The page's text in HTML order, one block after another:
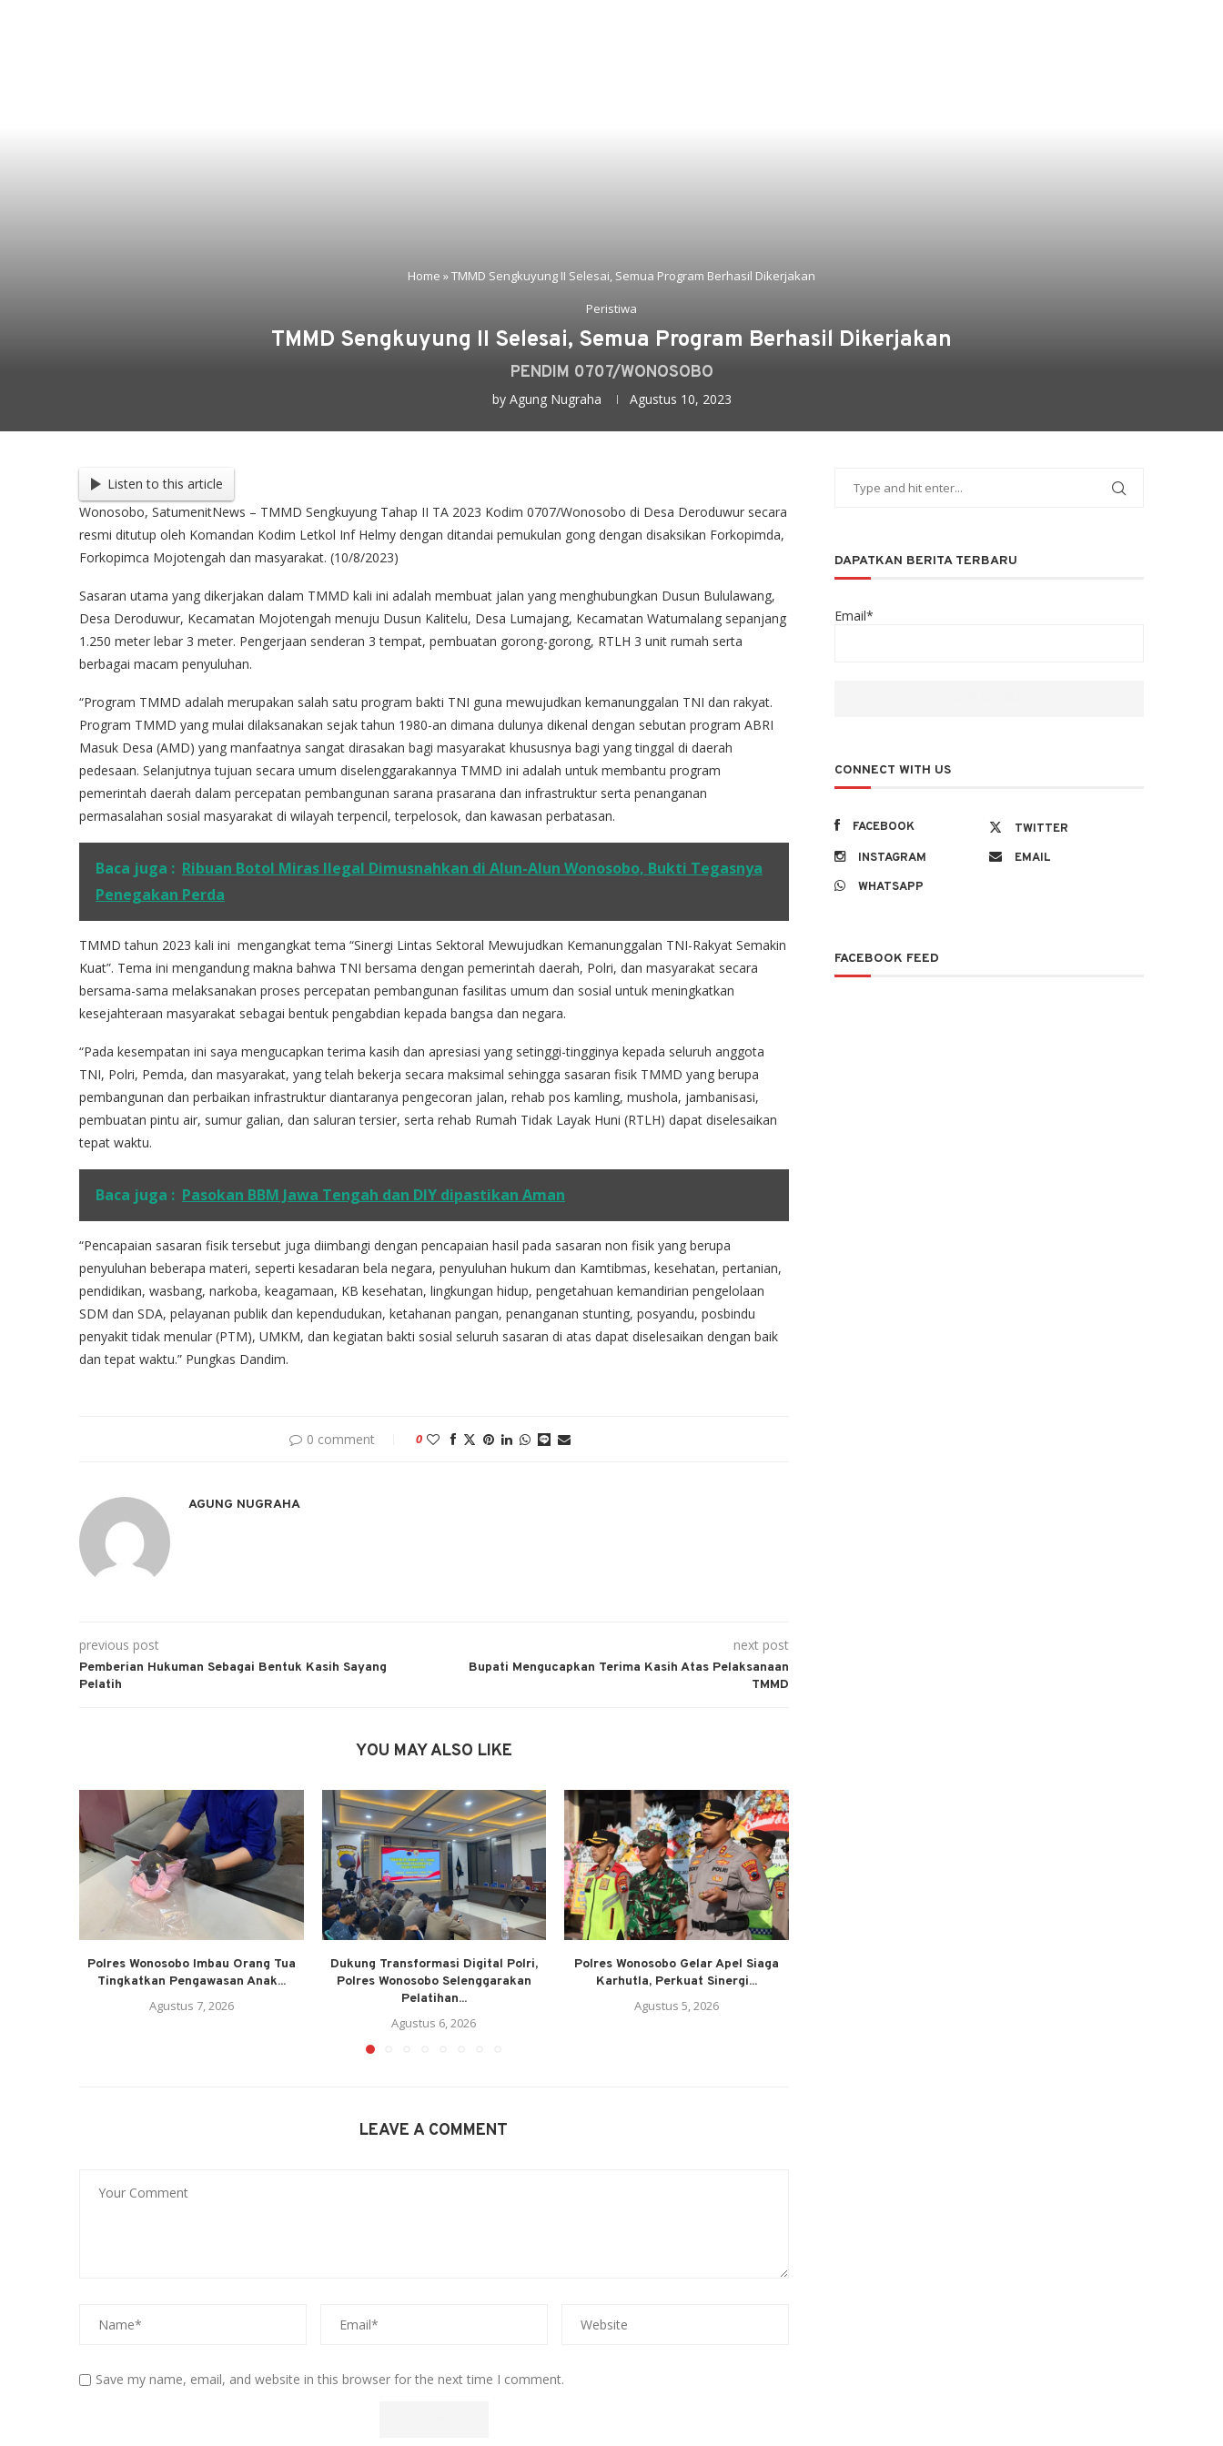
Home »TMMD Sengkuyung II Selesai, Semua Program Berhasil Dikerjakan
Peristiwa
TMMD Sengkuyung II Selesai, Semua Program Berhasil Dikerjakan
PENDIM 0707/WONOSOBO
by Agung Nugraha Agustus 10, 2023
Listen to this article
Wonosobo, SatumenitNews – TMMD Sengkuyung Tahap II TA 2023 Kodim 0707/Wonosobo di Desa Deroduwur secara
resmi ditutup oleh Komandan Kodim Letkol Inf Helmy dengan ditandai pemukulan gong dengan disaksikan Forkopimda,
Forkopimca Mojotengah dan masyarakat. (10/8/2023)
Sasaran utama yang dikerjakan dalam TMMD kali ini adalah membuat jalan yang menghubungkan Dusun Bululawang,
Desa Deroduwur, Kecamatan Mojotengah menuju Dusun Kalitelu, Desa Lumajang, Kecamatan Watumalang sepanjang
1.250 meter lebar 3 meter. Pengerjaan senderan 3 tempat, pembuatan gorong-gorong, RTLH 3 unit rumah serta
berbagai macam penyuluhan.
“Program TMMD adalah merupakan salah satu program bakti TNI guna mewujudkan kemanunggalan TNI dan rakyat.
Program TMMD yang mulai dilaksanakan sejak tahun 1980-an dimana dulunya dikenal dengan sebutan program ABRI
Masuk Desa (AMD) yang manfaatnya sangat dirasakan bagi masyarakat khususnya bagi yang tinggal di daerah
pedesaan. Selanjutnya tujuan secara umum diselenggarakannya TMMD ini adalah untuk membantu program
pemerintah daerah dalam percepatan pembangunan sarana prasarana dan infrastruktur serta penanganan
permasalahan sosial masyarakat di wilayah terpencil, terpelosok, dan kawasan perbatasan.
Baca juga : Ribuan Botol Miras Ilegal Dimusnahkan di Alun-Alun Wonosobo, Bukti Tegasnya
Penegakan Perda
TMMD tahun 2023 kali ini mengangkat tema “Sinergi Lintas Sektoral Mewujudkan Kemanunggalan TNI-Rakyat Semakin
Kuat”. Tema ini mengandung makna bahwa TNI bersama dengan pemerintah daerah, Polri, dan masyarakat secara
bersama-sama melaksanakan proses percepatan pembangunan fasilitas umum dan sosial untuk meningkatkan
kesejahteraan masyarakat sebagai bentuk pengabdian kepada bangsa dan negara.
“Pada kesempatan ini saya mengucapkan terima kasih dan apresiasi yang setinggi-tingginya kepada seluruh anggota
TNI, Polri, Pemda, dan masyarakat, yang telah bekerja secara maksimal sehingga sasaran fisik TMMD yang berupa
pembangunan dan perbaikan infrastruktur diantaranya pengecoran jalan, rehab pos kamling, mushola, jambanisasi,
pembuatan pintu air, sumur galian, dan saluran tersier, serta rehab Rumah Tidak Layak Huni (RTLH) dapat diselesaikan
tepat waktu.
Baca juga : Pasokan BBM Jawa Tengah dan DIY dipastikan Aman
“Pencapaian sasaran fisik tersebut juga diimbangi dengan pencapaian hasil pada sasaran non fisik yang berupa
penyuluhan beberapa materi, seperti kesadaran bela negara, penyuluhan hukum dan Kamtibmas, kesehatan, pertanian,
pendidikan, wasbang, narkoba, keagamaan, KB kesehatan, lingkungan hidup, pengetahuan kemandirian pengelolaan
SDM dan SDA, pelayanan publik dan kependudukan, ketahanan pangan, penanganan stunting, posyandu, posbindu
penyakit tidak menular (PTM), UMKM, dan kegiatan bakti sosial seluruh sasaran di atas dapat diselesaikan dengan baik
dan tepat waktu.” Pungkas Dandim.
0 comment 0
AGUNG NUGRAHA
previous post
Pemberian Hukuman Sebagai Bentuk Kasih Sayang
Pelatih
next post
Bupati Mengucapkan Terima Kasih Atas Pelaksanaan
TMMD
YOU MAY ALSO LIKE
Polres Wonosobo Imbau Orang Tua
Tingkatkan Pengawasan Anak...
Agustus 7, 2026
Dukung Transformasi Digital Polri,
Polres Wonosobo Selenggarakan
Pelatihan...
Agustus 6, 2026
Polres Wonosobo Gelar Apel Siaga
Karhutla, Perkuat Sinergi...
Agustus 5, 2026
LEAVE A COMMENT
Save my name, email, and website in this browser for the next time I comment.
DAPATKAN BERITA TERBARU
Email*
CONNECT WITH US
FACEBOOK
TWITTER
INSTAGRAM
EMAIL
WHATSAPP
FACEBOOK FEED